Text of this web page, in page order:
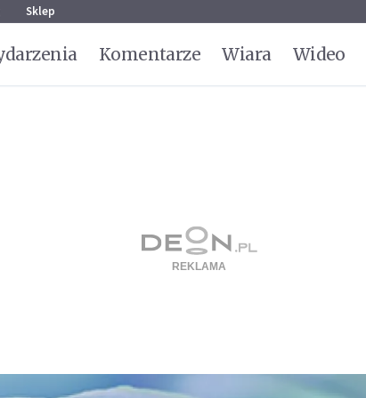
Sklep
Komentarze Wiara Wideo